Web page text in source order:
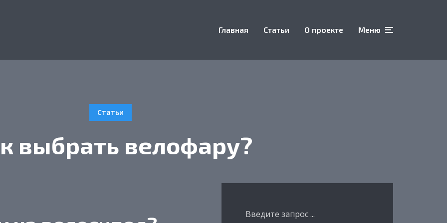
Главная Статьи О проекте Меню
Статьи
выбрать велофару?